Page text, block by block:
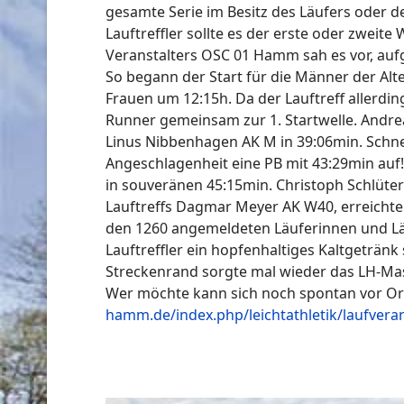
gesamte Serie im Besitz des Läufers oder
Lauftreffler sollte es der erste oder zweite
Veranstalters OSC 01 Hamm sah es vor,
So begann der Start für die Männer der
Frauen um 12:15h. Da der Lauftreff
Runner gemeinsam zur 1. Startwelle.
Linus Nibbenhagen AK M in 39:06min.
Angeschlagenheit eine PB mit 43:29min
in souveränen 45:15min. Christoph
Lauftreffs Dagmar Meyer AK W40,
den 1260 angemeldeten Läuferinnen und
Lauftreffler ein hopfenhaltiges Kaltgetränk
Streckenrand sorgte mal wieder das LH-
Wer möchte kann sich noch spontan vor
hamm.de/index.php/leichtathletik/